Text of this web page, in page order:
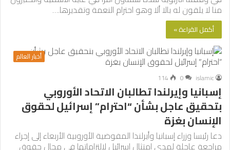
منا لا يلقون له بالا ألا وهو احترام النعمة وتقديرها.…
أكمل القراءة »
أخبار العالم
islamic
0
114
إسبانيا وإيرلندا تطالبان الاتحاد الأوروبي
بتحقيق عاجل بشأن “احترام” إسرائيل لحقوق
الإنسان بغزة
دعا رئيسا وزراء إسبانيا وأيرلندا المفوضية الأوروبية الأربعاء إلى إجراء
مراجعة عاجلة لمدى امتثال إسرائيل لالتزاماتها في مجال حقوق